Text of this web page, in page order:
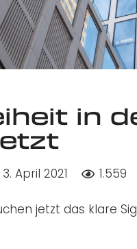
in
3. April 2021 1.559
jetzt das klare